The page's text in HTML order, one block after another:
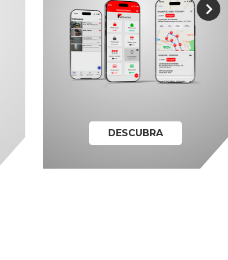
DESCUBRA